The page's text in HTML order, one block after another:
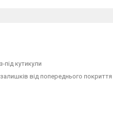
під кутикули
від попереднього покриття